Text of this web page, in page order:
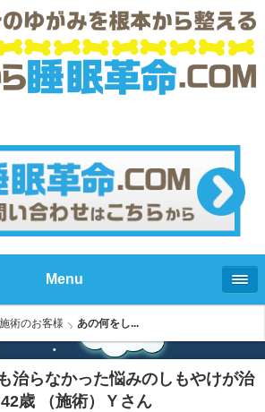
Menu
施術のお客様 あの何をし...
治らなかった悩みのしもやけが治
歳 （施術）Ｙさん